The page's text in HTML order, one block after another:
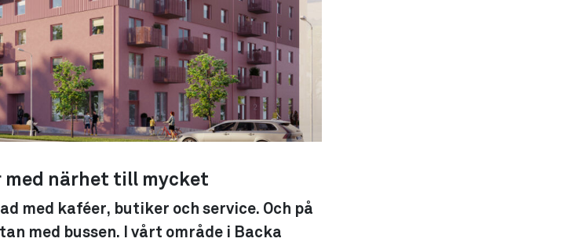
med närhet till mycket
med kaféer, butiker och service. Och på
med bussen. I vårt område i Backa